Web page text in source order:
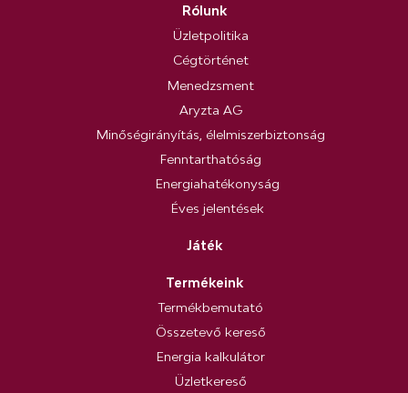
Rólunk
Üzletpolitika
Cégtörténet
Menedzsment
Aryzta AG
Minőségirányítás, élelmiszerbiztonság
Fenntarthatóság
Energiahatékonyság
Éves jelentések
Játék
Termékeink
Termékbemutató
Összetevő kereső
Energia kalkulátor
Üzletkereső